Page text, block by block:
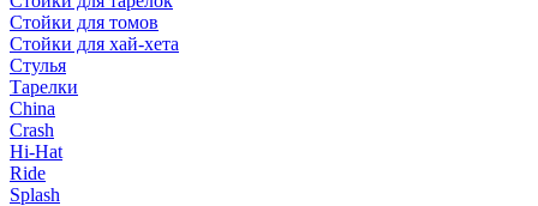
Стойки для томов
Стойки для хай-хета
Стулья
Тарелки
China
Crash
Hi-Hat
Ride
Splash